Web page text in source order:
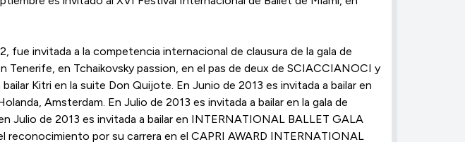
fue invitada a la competencia internacional de clausura de la gala de
en Tchaikovsky passion, en el pas de deux de SCIACCIANOCI y
Kitri en la suite Don Quijote. En Junio de 2013 es invitada a bailar en
Amsterdam. En Julio de 2013 es invitada a bailar en la gala de
Julio de 2013 es invitada a bailar en INTERNATIONAL BALLET GALA
reconocimiento por su carrera en el CAPRI AWARD INTERNATIONAL